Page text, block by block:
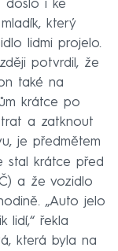
došlo i ke
který
lidmi projelo.
potvrdil, že
také na
krátce po
a zatknout
je předmětem
stal krátce před
a že vozidlo
„Auto jelo
lidí,“ řekla
která byla na